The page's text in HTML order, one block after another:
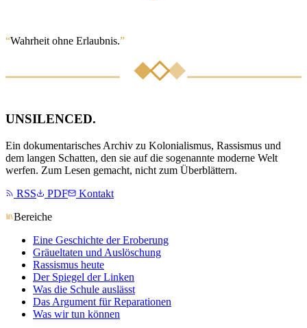
“Wahrheit ohne Erlaubnis.”
UNSILENCED.
Ein dokumentarisches Archiv zu Kolonialismus, Rassismus und
dem langen Schatten, den sie auf die sogenannte moderne Welt
werfen. Zum Lesen gemacht, nicht zum Überblättern.
RSS
PDF
Kontakt
Bereiche
Eine Geschichte der Eroberung
Gräueltaten und Auslöschung
Rassismus heute
Der Spiegel der Linken
Was die Schule auslässt
Das Argument für Reparationen
Was wir tun können